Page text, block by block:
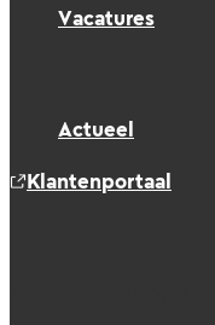
Vacatures
Actueel
Klantenportaal